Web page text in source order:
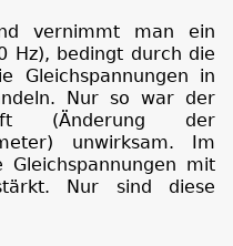
vernimmt man ein
Hz), bedingt durch die
Gleichspannungen in
Nur so war der
(Änderung der
unwirksam. Im
Gleichspannungen mit
Nur sind diese